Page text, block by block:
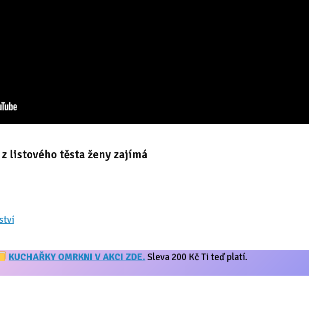
listového těsta ženy zajímá
KUCHAŘKY OMRKNI V AKCI ZDE. Sleva 200 Kč Ti teď platí.